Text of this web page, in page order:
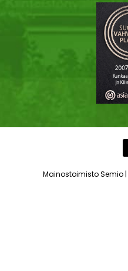
Mainostoimisto Semio|